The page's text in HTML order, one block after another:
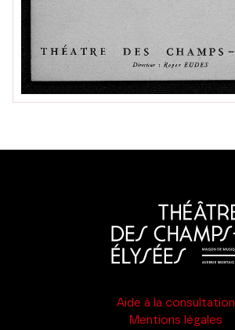
Aide à la consultation
Mentions légales